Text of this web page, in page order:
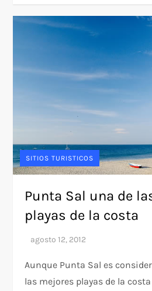
SITIOS TURISTICOS
Punta Sal una de
playas de la costa
Aunque Punta Sal es
las mejores playas de la